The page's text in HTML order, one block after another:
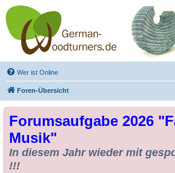
Drechseln und
Kunsthandwerk -
German-Woodturners
*Forum Sauerland*
Der Treffpunkt für Drechsler und Freunde des
Wer ist Online
Foren-Übersicht
Forumsaufgabe 2026
Musik"
In diesem Jahr wieder mit
!!!